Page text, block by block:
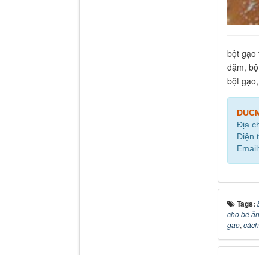
bột gạo
dặm,
bột
Địa
Điện
Tags:
cho bé
gạo,